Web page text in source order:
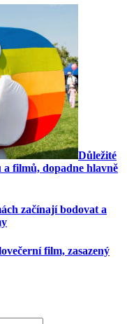
Důležité
filmů, dopadne hlavně
začínají bodovat a
film, zasazený